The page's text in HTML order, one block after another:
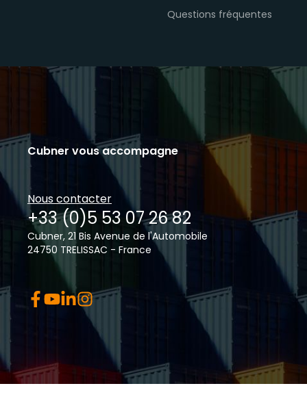
Cubner vous accompagne
Nous contacter
+33 (0)5 53 07 26 82
Cubner, 21 Bis Avenue de l'Automobile
24750 TRELISSAC - France
Questions fréquentes